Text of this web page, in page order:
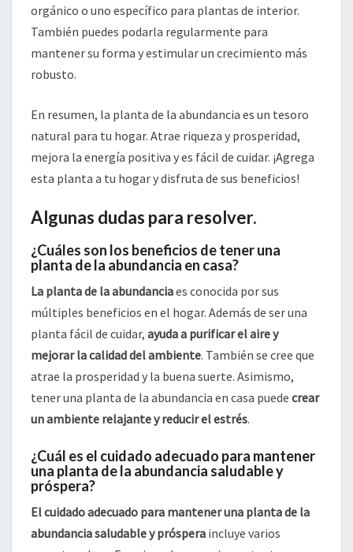
orgánico o uno específico para plantas de interior.
También puedes podarla regularmente para
mantener su forma y estimular un crecimiento más
robusto.
En resumen, la planta de la abundancia es un tesoro
natural para tu hogar. Atrae riqueza y prosperidad,
mejora la energía positiva y es fácil de cuidar. ¡Agrega
esta planta a tu hogar y disfruta de sus beneficios!
Algunas dudas para resolver.
¿Cuáles son los beneficios de tener una
planta de la abundancia en casa?
La planta de la abundanciaes conocida por sus
múltiples beneficios en el hogar. Además de ser una
planta fácil de cuidar, ayuda a purificar el aire y
mejorar la calidad del ambiente. También se cree que
atrae la prosperidad y la buena suerte. Asimismo,
tener una planta de la abundancia en casa puede crear
un ambiente relajante y reducir el estrés.
¿Cuál es el cuidado adecuado para mantener
una planta de la abundancia saludable y
próspera?
El cuidado adecuado para mantener una planta de la
abundancia saludable y próspera incluye varios